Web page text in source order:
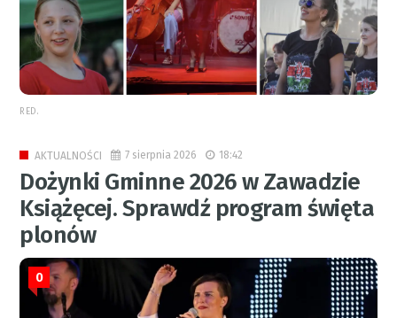
RED.
AKTUALNOŚCI 7 sierpnia 2026 18:42
Dożynki Gminne 2026 w Zawadzie
Książęcej. Sprawdź program święta
plonów
0